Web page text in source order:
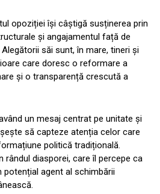
opoziției își câștigă susținerea prin
și angajamentul față de
săi sunt, în mare, tineri și
care doresc o reformare a
și o transparență crescută a
un mesaj centrat pe unitate și
să capteze atenția celor care
politică tradițională.
rândul diasporei, care îl percepe ca
agent al schimbării